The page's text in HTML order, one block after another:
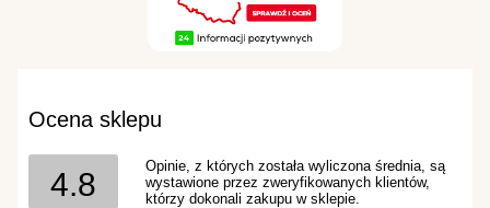
Ocena sklepu
4.8
Opinie, z których została wyliczona średnia, są
wystawione przez zweryfikowanych klientów,
którzy dokonali zakupu w sklepie.